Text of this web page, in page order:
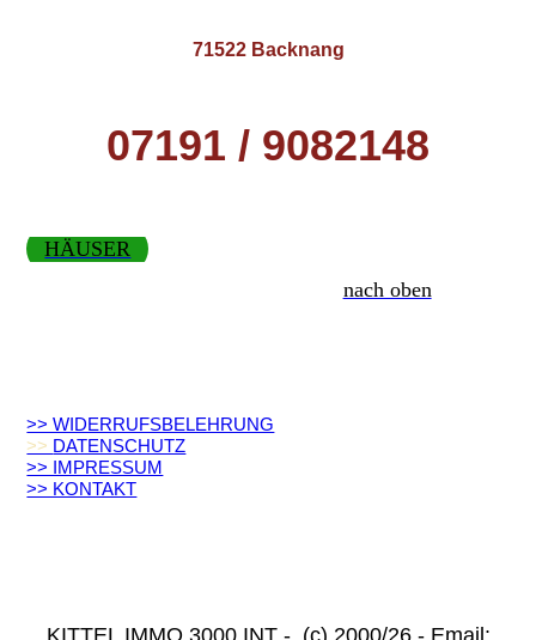
71522 Backnang
07191 / 9082148
HÄUSER
nach oben
>> WIDERRUFSBELEHRUNG
>> DATENSCHUTZ
>> IMPRESSUM
>> KONTAKT